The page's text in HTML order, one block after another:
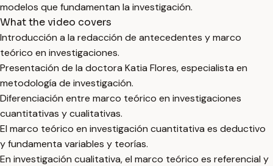
modelos que fundamentan la investigación.
What the video covers
Introducción a la redacción de antecedentes y marco
teórico en investigaciones.
Presentación de la doctora Katia Flores, especialista en
metodología de investigación.
Diferenciación entre marco teórico en investigaciones
cuantitativas y cualitativas.
El marco teórico en investigación cuantitativa es deductivo
y fundamenta variables y teorías.
En investigación cualitativa, el marco teórico es referencial y